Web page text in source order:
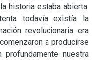
historia estaba abierta.
todavía existía la
revolucionaria era
a producirse
profundamente nuestra